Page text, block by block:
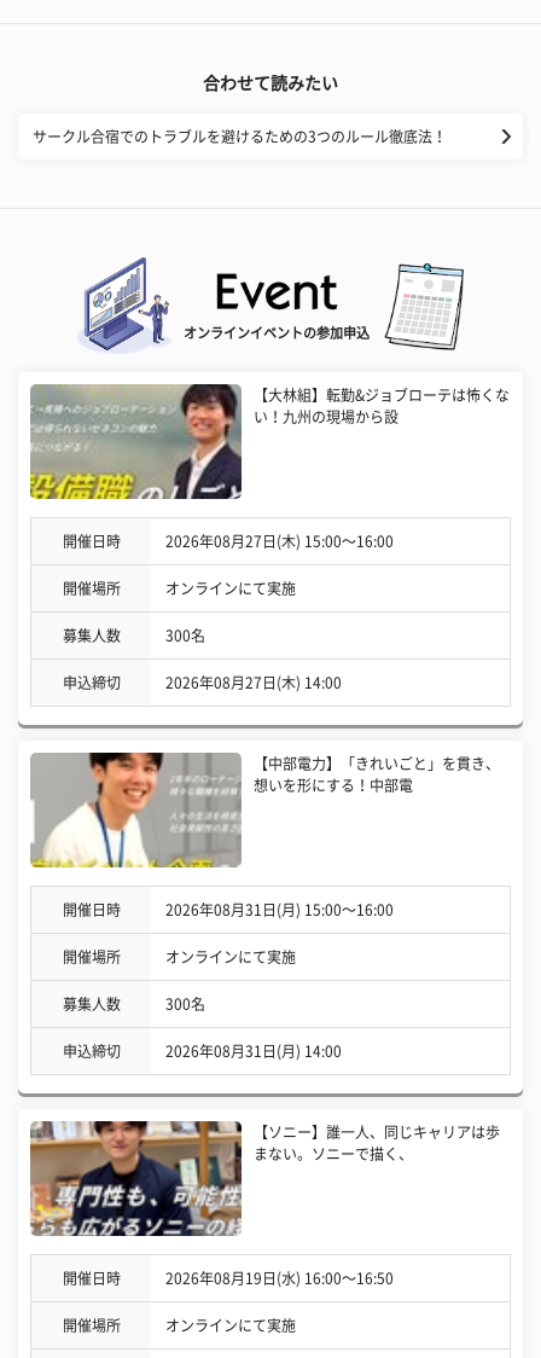
合わせて読みたい
サークル合宿でのトラブルを避けるための3つのルール徹底法！
オンラインイベントの参加申込
【大林組】転勤&ジョブローテは怖くな
い！九州の現場から設
開催日時 2026年08月27日(木) 15:00〜16:00
開催場所 オンラインにて実施
募集人数 300名
申込締切 2026年08月27日(木) 14:00
【中部電力】「きれいごと」を貫き、
想いを形にする！中部電
開催日時 2026年08月31日(月) 15:00〜16:00
開催場所 オンラインにて実施
募集人数 300名
申込締切 2026年08月31日(月) 14:00
【ソニー】誰一人、同じキャリアは歩
まない。ソニーで描く、
開催日時 2026年08月19日(水) 16:00〜16:50
開催場所 オンラインにて実施